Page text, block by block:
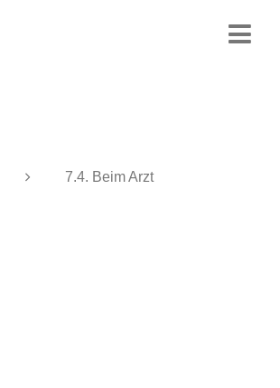
7.4. Beim Arzt